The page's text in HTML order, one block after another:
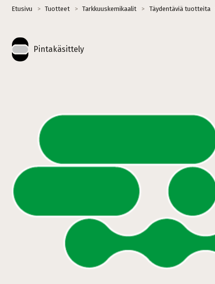
Etusivu > Tuotteet > Tarkkuuskemikaalit > Täydentäviä tuotteita
Pintakäsittely